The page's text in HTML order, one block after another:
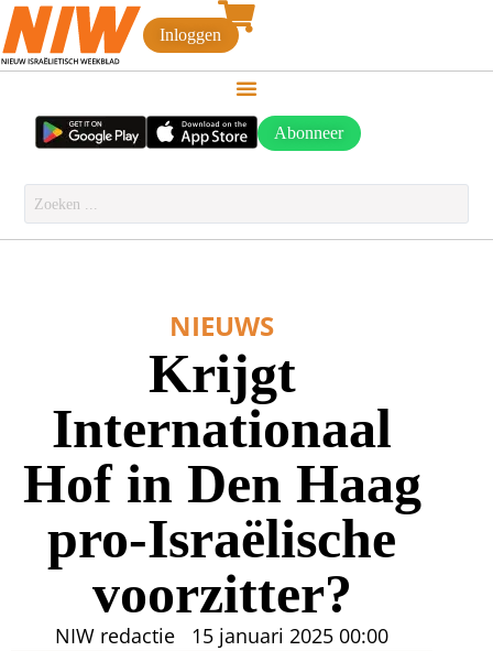
Inloggen
Abonneer
NIEUWS
Krijgt
Internationaal
Hof in Den Haag
pro-Israëlische
voorzitter?
NIW redactie 15 januari 2025 00:00